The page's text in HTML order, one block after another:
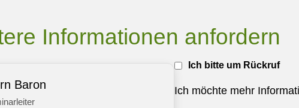
Informationen anfordern
Baron
Rückrufbitte
Ich bitte um Rückruf
Ich möchte mehr